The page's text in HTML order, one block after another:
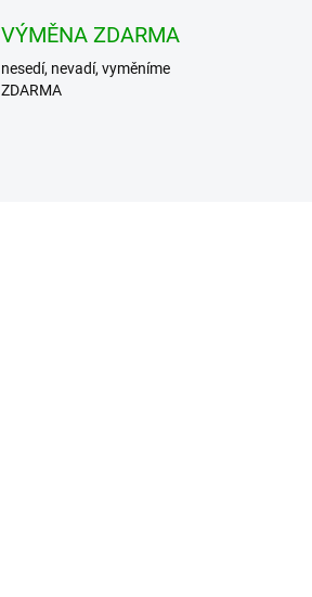
VÝMĚNA ZDARMA
nesedí, nevadí, vyměníme
ZDARMA